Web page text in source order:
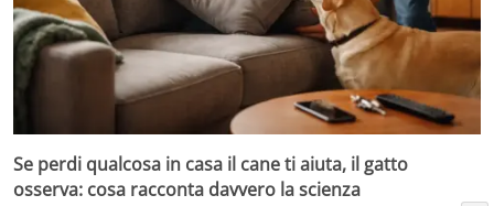
Se perdi qualcosa in casa il cane ti aiuta, il gatto
osserva: cosa racconta davvero la scienza